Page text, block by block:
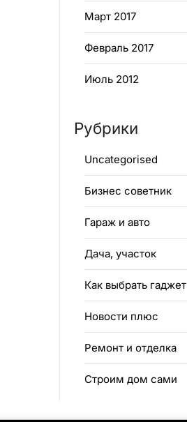
Март 2017
Февраль 2017
Июль 2012
Рубрики
Uncategorised
Бизнес советник
Гараж и авто
Дача, участок
Как выбрать гаджет
Новости плюс
Ремонт и отделка
Строим дом сами